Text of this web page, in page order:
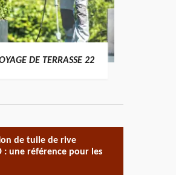
DE TERRASSE 22
de tuile de rive
: une référence pour les